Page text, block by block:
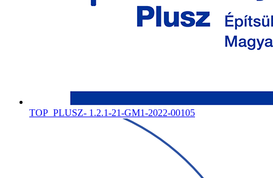
TOP_PLUSZ- 1.2.1-21-GM1-2022-00105